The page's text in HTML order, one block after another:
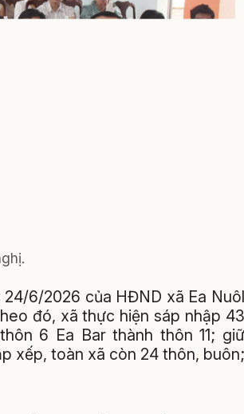
6/2026 của HĐND xã Ea Nuôl
đó, xã thực hiện sáp nhập 43
6 Ea Bar thành thôn 11; giữ
xếp, toàn xã còn 24 thôn, buôn;